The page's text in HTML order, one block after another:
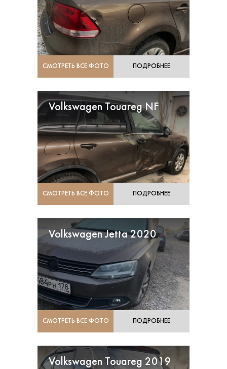
СМОТРЕТЬ ВСЕ ФОТО ПОДРОБНЕЕ
Volkswagen Touareg NF
СМОТРЕТЬ ВСЕ ФОТО ПОДРОБНЕЕ
Volkswagen Jetta 2020
СМОТРЕТЬ ВСЕ ФОТО ПОДРОБНЕЕ
Volkswagen Touareg 2019